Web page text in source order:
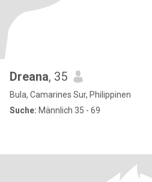
Dreana, 35
Bula, Camarines Sur, Philippinen
Suche: Männlich 35 - 69